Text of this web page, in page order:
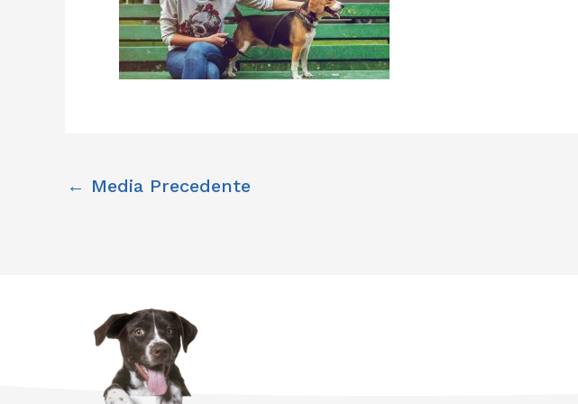
← Media Precedente